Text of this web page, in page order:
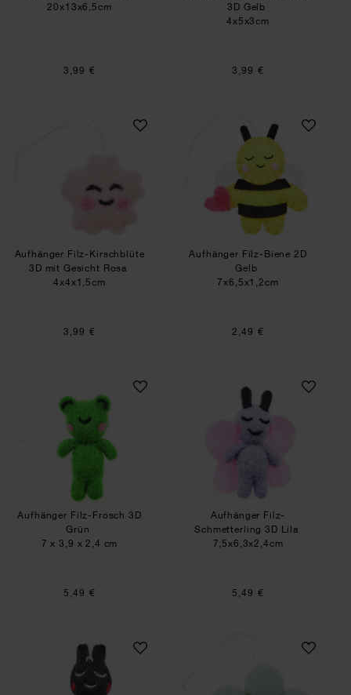
20x13x6,5cm
3,99 €
3D Gelb
4x5x3cm
3,99 €
Aufhänger Filz-Kirschblüte 3D mit Gesicht Rosa
Aufhänger Filz-Kirschblüte
3D mit Gesicht Rosa
4x4x1,5cm
3,99 €
Aufhänger Filz-
Aufhänger Filz-Biene 2D
Gelb
7x6,5x1,2cm
2,49 €
Aufhänger Filz-Frosch 3D Grün
Aufhänger Filz-Frosch 3D
Grün
7 x 3,9 x 2,4 cm
5,49 €
Aufhänger Filz-
Aufhänger Filz-
Schmetterling 3D Lila
7,5x6,3x2,4cm
5,49 €
Aufhänger Filz-Marienkäfer 3D RotAufhänger Filz-